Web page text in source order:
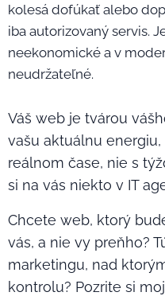
kolesá dofúkať alebo
iba autorizovaný servis.
neekonomické a v
neudržateľné.
Váš web je tvárou
vašu aktuálnu
reálnom čase, nie s
si na vás niekto v IT
Chcete web, ktorý
vás, a nie vy preňho?
marketingu, nad
kontrolu? Pozrite si